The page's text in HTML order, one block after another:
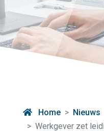
Home
Nieuws
Werkgever zet